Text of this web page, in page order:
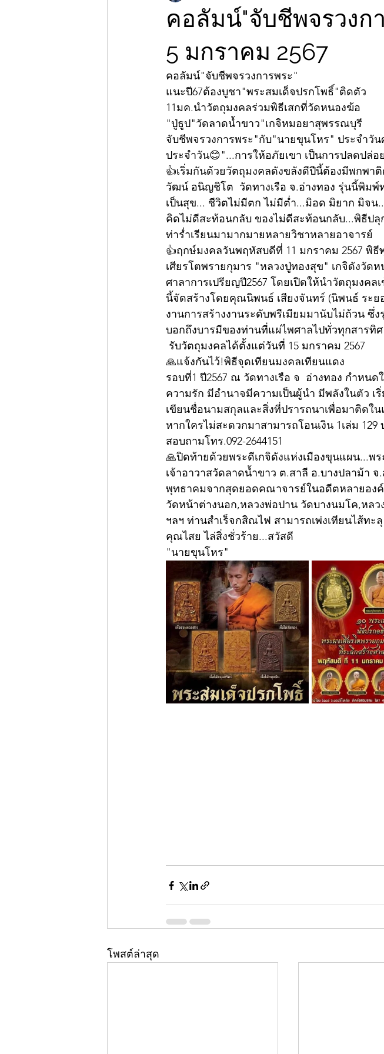
คอลัมน์"จับชีพจรวงก
5 มกราคม 2567
คอลัมน์"จับชีพจรวงการพระ"
แนะปี67ต้องบูชา"พระสมเด็จปรกโพธิ์"ติดตัว
11มค.นำวัตถุมงคลร่วมพิธีเสกที่วัดหนองฆ้อ
"ปู่ธูป"วัดลาดน้ำขาว"เกจิหมอยาสุพรรณบุรี
จับชีพจรวงการพระ"กับ"นายขุนโหร" ประจำวั
ประจำวัน😊"...การให้อภัยเขา เป็นการปลดปล่
👍เริ่มกันด้วยวัตถุมงคลดังขลังดีปีนี้ต้องมีพกพ
วัฒน์ อนิญชิโต  วัดทางเรือ จ.อ่างทอง รุ่นนี้พิมพ์
เป็นสุข... ชีวิตไม่มีตก ไม่มีต่ำ...มิอด มิยาก มิจ
คิดไม่ดีสะท้อนกลับ ของไม่ดีสะท้อนกลับ...พิธีป
ท่าร่ำเรียนมามากมายหลายวิชาหลายอาจารย์
👍ฤกษ์มงคลวันพฤหัสบดีที่ 11 มกราคม 2567 พิ
เศียรโตพรายกุมาร "หลวงปู่ทองสุข" เกจิดังวัด
ศาลาการเปรียญปี2567 โดยเปิดให้นำวัตถุมงคล
นี้จัดสร้างโดยคุณนิพนธ์ เสียงจันทร์ (นิพนธ์ ระย
งานการสร้างงานระดับพรีเมียมมานับไม่ถ้วน ซึ่
บอกถึงบารมีของท่านที่แผ่ไพศาลไปทั่วทุกสารทิ
รับวัตถุมงคลได้ตั้งแต่วันที่ 15 มกราคม 2567
🙏แจ้งกันไว้!พิธีจุดเทียนมงคลเทียนแดง
รอบที่1 ปี2567 ณ วัดทางเรือ จ  อ่างทอง กำหน
ความรัก มีอำนาจมีความเป็นผู้นำ มีพลังในตัว
เขียนชื่อนามสกุลและสิ่งที่ปรารถนาเพื่อมาติด
หากใครไม่สะดวกมาสามารถโอนเงิน 1เล่ม
สอบถามโทร.092-2644151
🙏ปิดท้ายด้วยพระดีเกจิดังแห่งเมืองขุนแผน...
เจ้าอาวาสวัดลาดน้ำขาว ต.สาลี อ.บางปลาม้า
พุทธาคมจากสุดยอดคณาจารย์ในอดีตหลายอง
วัดหน้าต่างนอก,หลวงพ่อปาน วัดบางนมโค,หล
ฯลฯ ท่านสำเร็จกสิณไฟ สามารถเพ่งเทียนไส้ท
คุณไสย ไล่สิ่งชั่วร้าย...สวัสดี
"นายขุนโหร"
โพสต์ล่าสุด